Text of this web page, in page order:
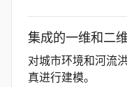
集成的一维和二
对城市环境和河流
真进行建模。